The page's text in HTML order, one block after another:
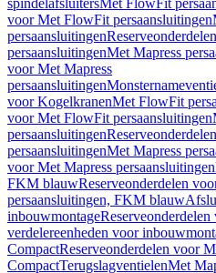
spindelafsluitersMet FlowFit
voor Met FlowFit persaansluitingen
persaansluitingen
persaansluitingenMet Mapress
voor Met Mapress
persaansluitingen
voor KogelkranenMet FlowFit
voor Met FlowFit persaansluitingen
persaansluitingen
persaansluitingenMet Mapress
voor Met Mapress persaansluitingen
FKM blauwReserveonderdelen
persaansluitingen, FKM blauw
inbouwmontage
verdelereenheden voor
CompactReserveonderdelen voor
CompactTerugslagventielenMet